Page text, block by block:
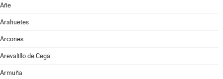
Añe
Arahuetes
Arcones
Arevalillo de Cega
Armuña